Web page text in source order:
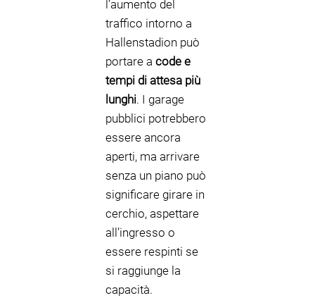
l’aumento del
traffico intorno a
Hallenstadion può
portare a code e
tempi di attesa più
lunghi. I garage
pubblici potrebbero
essere ancora
aperti, ma arrivare
senza un piano può
significare girare in
cerchio, aspettare
all’ingresso o
essere respinti se
si raggiunge la
capacità.